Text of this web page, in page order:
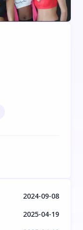
2024-09-08
2025-04-19